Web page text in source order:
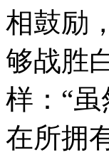
相鼓励
够战胜
样：“
在所拥